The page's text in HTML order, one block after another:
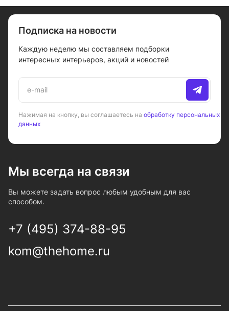
Подписка на новости
Каждую неделю мы составляем подборки
интересных интерьеров, акций и новостей
Нажимая на кнопку, вы соглашаетесь на обработку персональных
данных
Мы всегда на связи
Вы можете задать вопрос любым удобным для вас
способом.
+7 (495) 374-88-95
kom@thehome.ru